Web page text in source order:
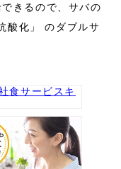
きるので、サバの
酸化」 のダブルサ